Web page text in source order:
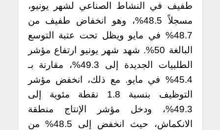
طفيف في النشاط الصناعي لشهر يونيو،
مسجلاً 48.5%، وهو انخفاض طفيف من
48.7% في مايو ويظل تحت عتبة التوسع
البالغة 50%.
شهد شهر يونيو ارتفاع مؤشر
الطلبيات الجديدة إلى 49.3%، مقارنة بـ
45.4% في مايو. مع ذلك، انخفض مؤشر
التوظيف بنسبة 1.8 نقطة مئوية إلى
49.3%، ودخل مؤشر الإنتاج منطقة
الانكماش، حيث انخفض إلى 48.5% من